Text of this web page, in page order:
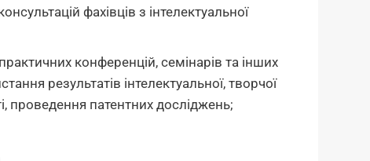
фахівців з інтелектуальної
конференцій, семінарів та інших
результатів інтелектуальної, творчої
проведення патентних досліджень;